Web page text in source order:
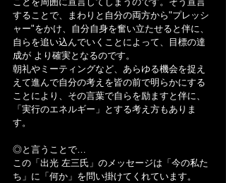
することで、まわりと自分の両方から"プレッシ
ャー"をかけ、自分自身を奮い立たせると伴に、
自らを追い込んでいくことによって、目標の達
成が より確実となるのです。
朝礼やミーティングなど、あらゆる機会を捉え
えて進んで自分の考えを皆の前で明らかにする
ことにより、その言葉で自らを励ますと伴に、
「実行のエネルギー」とする考え方もありま
す。
◎と言うことで…
この「出光 左三氏」のメッセージは「今の私た
ち」に「何か」を問い掛けてくれています。